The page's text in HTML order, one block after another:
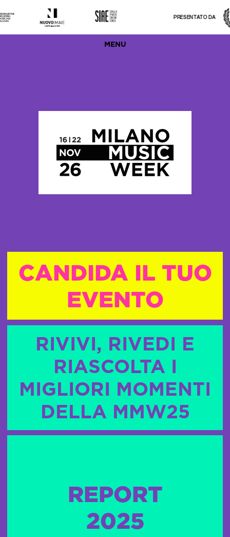
PRESENTATO DA
MENU
CANDIDA IL TUO
EVENTO
RIVIVI, RIVEDI E
RIASCOLTA I
MIGLIORI MOMENTI
DELLA MMW25
REPORT
2025